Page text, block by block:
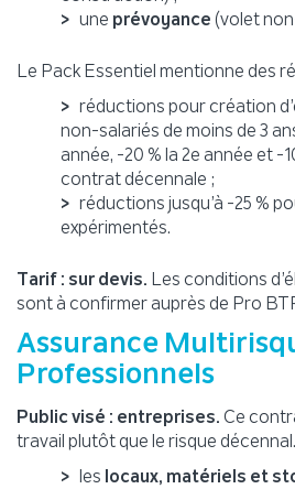
une prévoyance (volet
Le Pack Essentiel mentionne des
réductions pour création
non-salariés de moins de 3
année, -20 % la 2e année et -
contrat décennale ;
réductions jusqu’à -25 %
expérimentés.
Tarif : sur devis. Les conditions
sont à confirmer auprès de Pro
Assurance
Professionnels
Public visé : entreprises. Ce
travail plutôt que le risque
les locaux, matériels et